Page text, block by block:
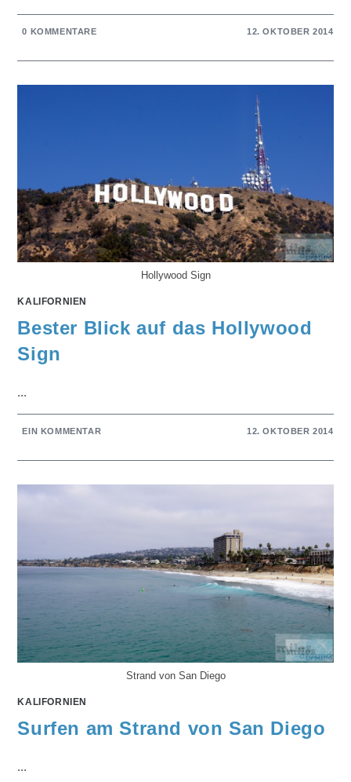
0 KOMMENTARE 12. OKTOBER 2014
Hollywood Sign
KALIFORNIEN
Bester Blick auf das Hollywood
Sign
...
EIN KOMMENTAR 12. OKTOBER 2014
Strand von San Diego
KALIFORNIEN
Surfen am Strand von San Diego
...